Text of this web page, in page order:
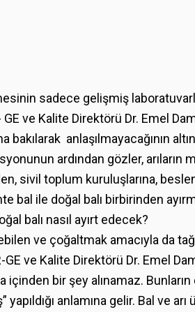
sadece gelişmiş
ve Kalite Direktörü Dr. Emel
anlaşılmayacağının
ardından gözler,
sivil toplum kuruluşlarına,
ile doğal balı birbirinden
balı nasıl ayırt edecek?
ve çoğaltmak amacıyla da
ve Kalite Direktörü Dr. Emel
içinden bir şey alınamaz.
anlamına gelir. Bal ve